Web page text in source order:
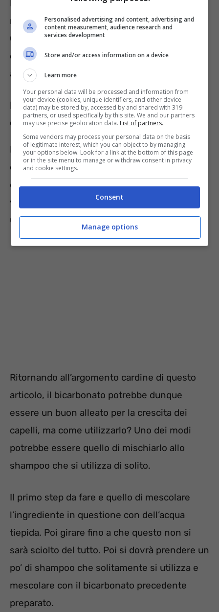
Forse non tutti sanno che il bicarbonato
risulta essere anche un ottimo esfoliante.
Questo, infatti, riattiverebbe la circolazione e
consentirebbe di ossigenare in modo più
adeguato i capelli.
Bicarbonato per la crescita dei
capelli: come si usa? Tutti gli step
In alcuni periodi può capitare che icapelli
cadano maggiormente, ma come evitarlo o
quantomeno limitare il danno? Questa
vitamina
potrebbe essere davvero molto
utile:ecco cosa c’è da sapere in merito.
Ritornando all’argomento cardine di questo
articolo, il bicarbonato potrebbe dunque
essere un buon alleato per la crescita dei
capelli, ma come utilizzarlo? Uno dei modi
potrebbe essere quello di mischiarlo allo
shampoo che si utilizza di solito.
Il primo step da fare e quello di mescolare
l’ingrediente in questione con dell’acqua
tiepida. Poi girare fino a che questo non si
sarà sciolto del tutto. Poi si dovrà prendere un
po’ di shampoo che solitamente si utilizza e
mescolare con il bicarbonato precedente
preparato.
Personalised advertising and content, advertising and
content measurement, audience research and
services development
Store and/or access information on a device
Learn more
Your personal data will be processed and information from
your device (cookies, unique identifiers, and other device
data) may be stored by, accessed by and shared with 319
partners, or used specifically by this site. We and our partners
may use precise geolocation data. List of partners.
Some vendors may process your personal data on the basis
of legitimate interest, which you can object to by managing
your options below. Look for a link at the bottom of this page
or in the site menu to manage or withdraw consent in privacy
and cookie settings.
Consent
Manage options